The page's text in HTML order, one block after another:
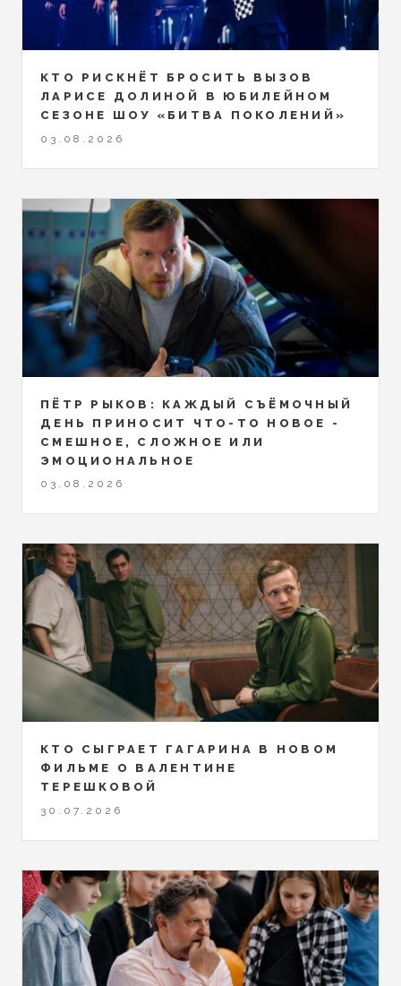
КТО РИСКНЁТ БРОСИТЬ ВЫЗОВ
ЛАРИСЕ ДОЛИНОЙ В ЮБИЛЕЙНОМ
СЕЗОНЕ ШОУ «БИТВА ПОКОЛЕНИЙ»
03.08.2026
ПЁТР РЫКОВ: КАЖДЫЙ СЪЁМОЧНЫЙ
ДЕНЬ ПРИНОСИТ ЧТО-ТО НОВОЕ -
СМЕШНОЕ, СЛОЖНОЕ ИЛИ
ЭМОЦИОНАЛЬНОЕ
03.08.2026
КТО СЫГРАЕТ ГАГАРИНА В НОВОМ
ФИЛЬМЕ О ВАЛЕНТИНЕ
ТЕРЕШКОВОЙ
30.07.2026